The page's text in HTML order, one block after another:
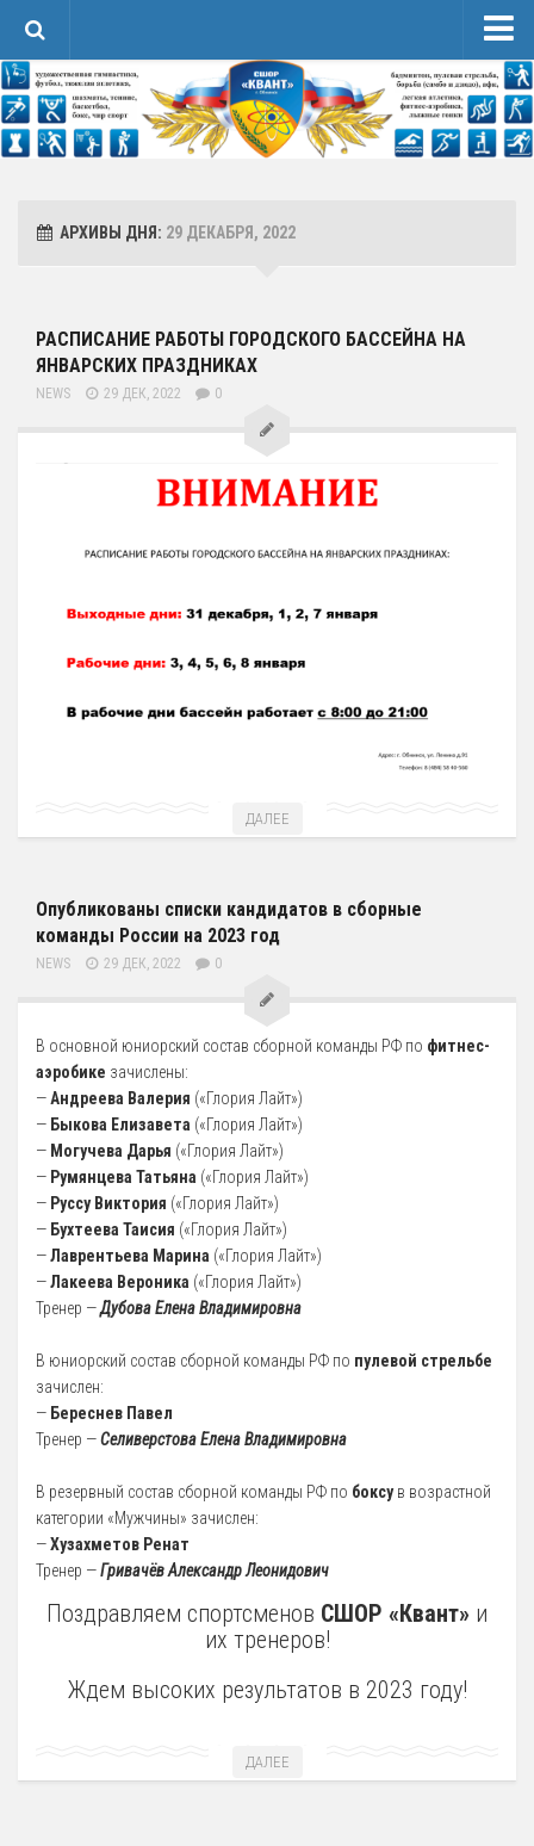
Новости
Сведения об образовательной организации
Контакты
4 Образовательные стандарты и требования
Спортивная Подготовка
Соревнования
Календарь
5 Руководство. Педагогический (научно-педагогический) состав
Администрация
Тренерский состав
33. Педагогический Состав
9 Вакантные места для приема (перевода) обучающихся
10 Стипендии и меры поддержки обучающихся
11 Финансово-хозяйственная деятельность
Извещения о закупках
12 Платные образовательные услуги
13 Документы
Документы МАУ «СШОР КВАНТ»
Виды Спорта
Адаптивная физкультура
Бокс
Борьба (самбо и дзюдо)
Легкая атлетика
Пулевая стрельба
Тяжелая атлетика
Фитнес-аэробика
Художественная гимнастика
Шахматы
АРХИВЫ ДНЯ: 29 ДЕКАБРЯ, 2022
РАСПИСАНИЕ РАБОТЫ ГОРОДСКОГО БАССЕЙНА НА
ЯНВАРСКИХ ПРАЗДНИКАХ
NEWS 29 ДЕК, 2022 0
ДАЛЕЕ
Опубликованы списки кандидатов в сборные
команды России на 2023 год
NEWS 29 ДЕК, 2022 0
В основной юниорский состав сборной команды РФ по фитнес-
аэробике зачислены:
—Андреева Валерия («Глория Лайт»)
— Быкова Елизавета («Глория Лайт»)
— Могучева Дарья («Глория Лайт»)
— Румянцева Татьяна («Глория Лайт»)
— Руссу Виктория («Глория Лайт»)
— Бухтеева Таисия («Глория Лайт»)
—Лаврентьева Марина («Глория Лайт»)
—Лакеева Вероника («Глория Лайт»)
Тренер —Дубова Елена Владимировна
В юниорский состав сборной команды РФ по пулевой стрельбе
зачислен:
— Береснев Павел
Тренер —Селиверстова Елена Владимировна
В резервный состав сборной команды РФ по боксув возрастной
категории «Мужчины» зачислен:
—Хузахметов Ренат
Тренер —Гривачёв Александр Леонидович
Поздравляем спортсменов СШОР «Квант» и
их тренеров!
Ждем высоких результатов в 2023 году!
ДАЛЕЕ